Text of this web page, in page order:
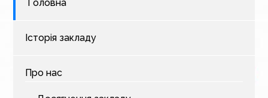
Головна
Історія закладу
Про нас